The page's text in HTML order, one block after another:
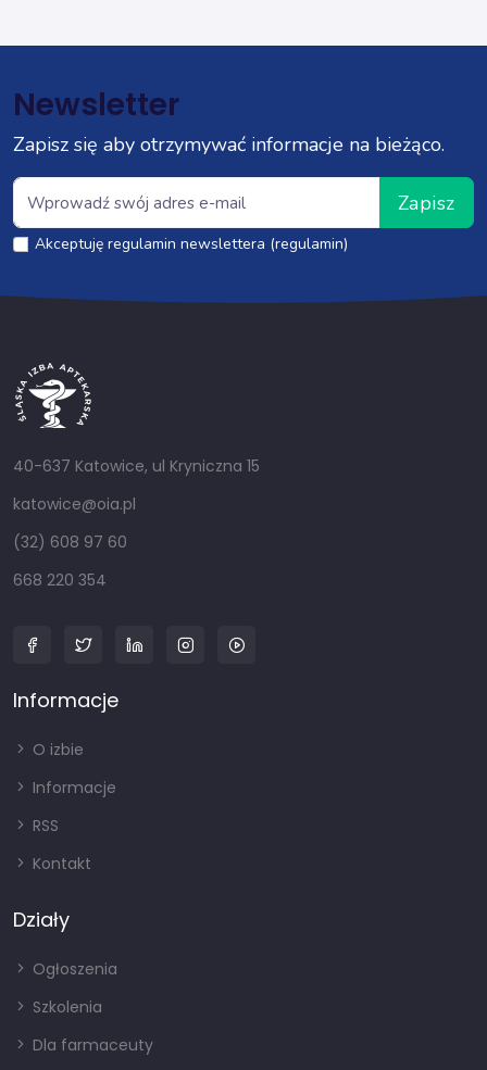
Newsletter
Zapisz się aby otrzymywać informacje na bieżąco.
Zapisz
Akceptuję regulamin newslettera (regulamin)
40-637 Katowice, ul Kryniczna 15
katowice@oia.pl
(32) 608 97 60
668 220 354
Informacje
O izbie
Informacje
RSS
Kontakt
Działy
Ogłoszenia
Szkolenia
Dla farmaceuty